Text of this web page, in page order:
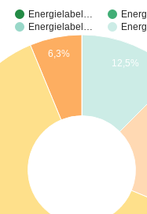
Energielabel…
Energielabel…
12,5%
6,3%